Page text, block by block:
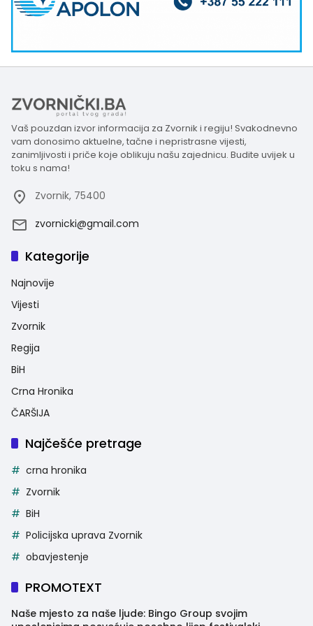
Vaš pouzdan izvor informacija za Zvornik i regiju! Svakodnevno
vam donosimo aktuelne, tačne i nepristrasne vijesti,
zanimljivosti i priče koje oblikuju našu zajednicu. Budite uvijek u
toku s nama!
Zvornik, 75400
zvornicki@gmail.com
Kategorije
Najnovije
Vijesti
Zvornik
Regija
BiH
Crna Hronika
ČARŠIJA
Najčešće pretrage
crna hronika
Zvornik
BiH
Policijska uprava Zvornik
obavjestenje
PROMOTEXT
Naše mjesto za naše ljude: Bingo Group svojim